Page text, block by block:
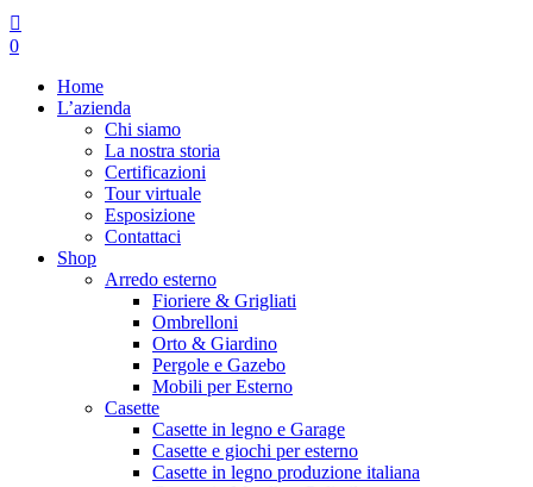
Menu
cerca
account
0
Home
L’azienda
Chi siamo
La nostra storia
Certificazioni
Tour virtuale
Esposizione
Contattaci
Shop
Arredo esterno
Fioriere & Grigliati
Ombrelloni
Orto & Giardino
Pergole e Gazebo
Mobili per Esterno
Casette
Casette in legno e Garage
Casette e giochi per esterno
Casette in legno produzione italiana